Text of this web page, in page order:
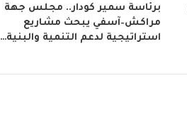
برئاسة سمير كودار.. مجلس جهة
مراكش–آسفي يبحث مشاريع
استراتيجية لدعم التنمية والبنية…